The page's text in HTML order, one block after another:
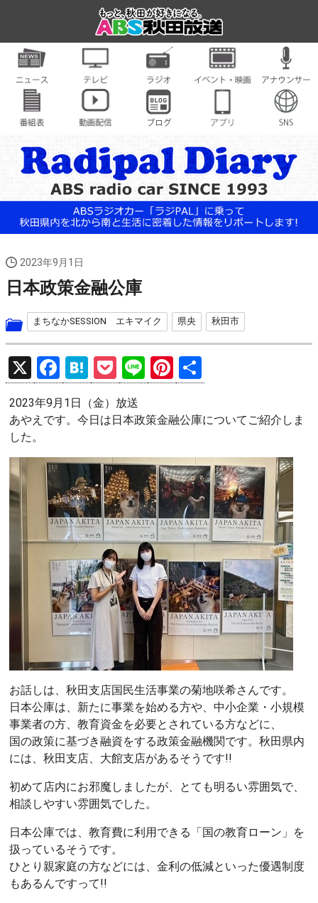
2023年9月1日
日本政策金融公庫
まちなかSESSION エキマイク 県央 秋田市
X
F
a
ce
o
o
k
H
at
e
a
P
o
ck
Li
n
e
Pi
nt
er
t
有
2023年9月1日（金）放送
あやえです。今日は日本政策金融公庫についてご紹介しま
した。
お話しは、秋田支店国民生活事業の菊地咲希さんです。
日本公庫は、新たに事業を始める方や、中小企業・小規模
事業者の方、教育資金を必要とされている方などに、
国の政策に基づき融資をする政策金融機関です。秋田県内
には、秋田支店、大館支店があるそうです!!
初めて店内にお邪魔しましたが、とても明るい雰囲気で、
相談しやすい雰囲気でした。
日本公庫では、教育費に利用できる「国の教育ローン」を
扱っているそうです。
ひとり親家庭の方などには、金利の低減といった優遇制度
もあるんですって!!